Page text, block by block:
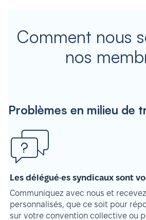
Comment nous
nos
Problèmes en milieu de
Les délégué·es syndicaux sont
Communiquez avec nous et
personnalisés, que ce soit pour
sur votre convention collective ou